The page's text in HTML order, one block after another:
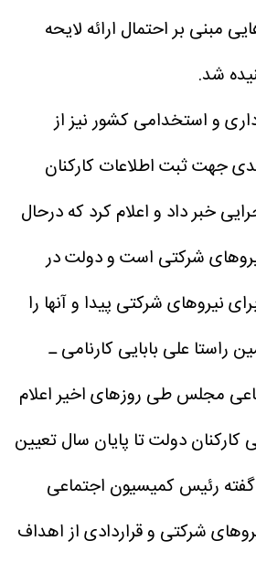
مبنی بر احتمال ارائه لایحه
شد.
و استخدامی کشور نیز از
جهت ثبت اطلاعات کارکنان
خبر داد و اعلام کرد که درحال
شرکتی است و دولت در
نیروهای شرکتی پیدا و آنها را
راستا علی بابایی کارنامی ـ‌
مجلس طی روزهای اخیر اعلام
دولت تا پایان سال تعیین
رئیس کمیسیون اجتماعی‌
شرکتی و قراردادی از اهداف